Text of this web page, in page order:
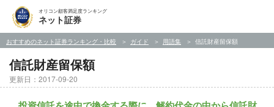
オリコン顧客満足度ランキング
ネット証券
おすすめのネット証券ランキング・比較 ガイド 用語集 信託財産留保額
信託財産留保額
更新日：2017-09-20